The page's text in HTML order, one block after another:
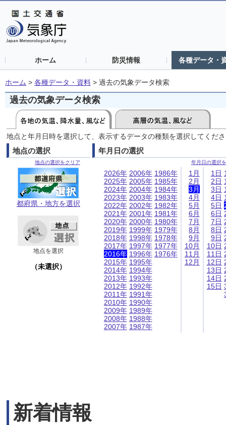
ホーム 防災情報 各種データ・
ホーム > 各種データ・資料 > 過去の気象データ検索
過去の気象データ検索
地点と年月日時を選択して、表示するデータの種類を選択してくだ
地点の選択
地点の選択をクリア
都府県・地方を選択
地点を選択
（未選択）
年月日の選択
年月日の選択
2026年
2025年
2024年
2023年
2022年
2021年
2020年
2019年
2018年
2017年
2016年
2015年
2014年
2013年
2012年
2011年
2010年
2009年
2008年
2007年
2006年
2005年
2004年
2003年
2002年
2001年
2000年
1999年
1998年
1997年
1996年
1995年
1994年
1993年
1992年
1991年
1990年
1989年
1988年
1987年
1986年
1985年
1984年
1983年
1982年
1981年
1980年
1979年
1978年
1977年
1976年
1月
2月
3月
4月
5月
6月
7月
8月
9月
10月
11月
12月
1日
2日
3日
4日
5日
6日
7日
8日
9日
10日
11日
12日
13日
14日
15日
新着情報